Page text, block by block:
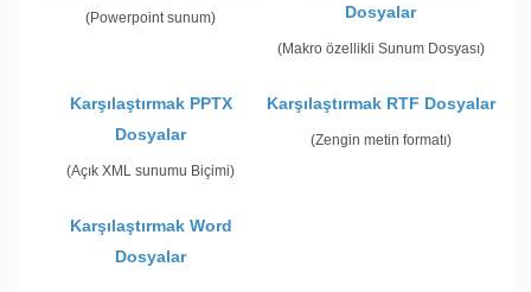
(Powerpoint sunum)
Dosyalar
(Makro özellikli Sunum Dosyası)
Karşılaştırmak PPTX
Dosyalar
(Açık XML sunumu Biçimi)
Karşılaştırmak RTF Dosyalar
(Zengin metin formatı)
Karşılaştırmak Word
Dosyalar